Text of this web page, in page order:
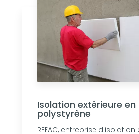
Isolation extérieure en
polystyrène
REFAC, entreprise d'isolation